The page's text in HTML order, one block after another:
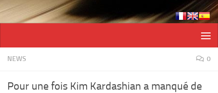
NEWS 0
Pour une fois Kim Kardashian a manqué de